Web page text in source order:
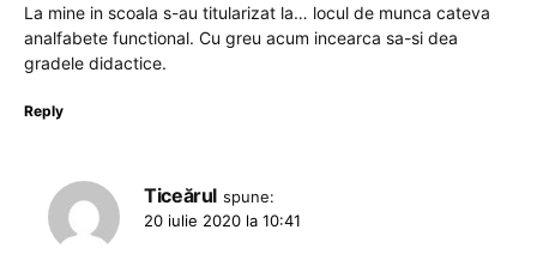
La mine in scoala s-au titularizat la… locul de munca cateva
analfabete functional. Cu greu acum incearca sa-si dea
gradele didactice.
Reply
Ticeărul spune:
20 iulie 2020 la 10:41